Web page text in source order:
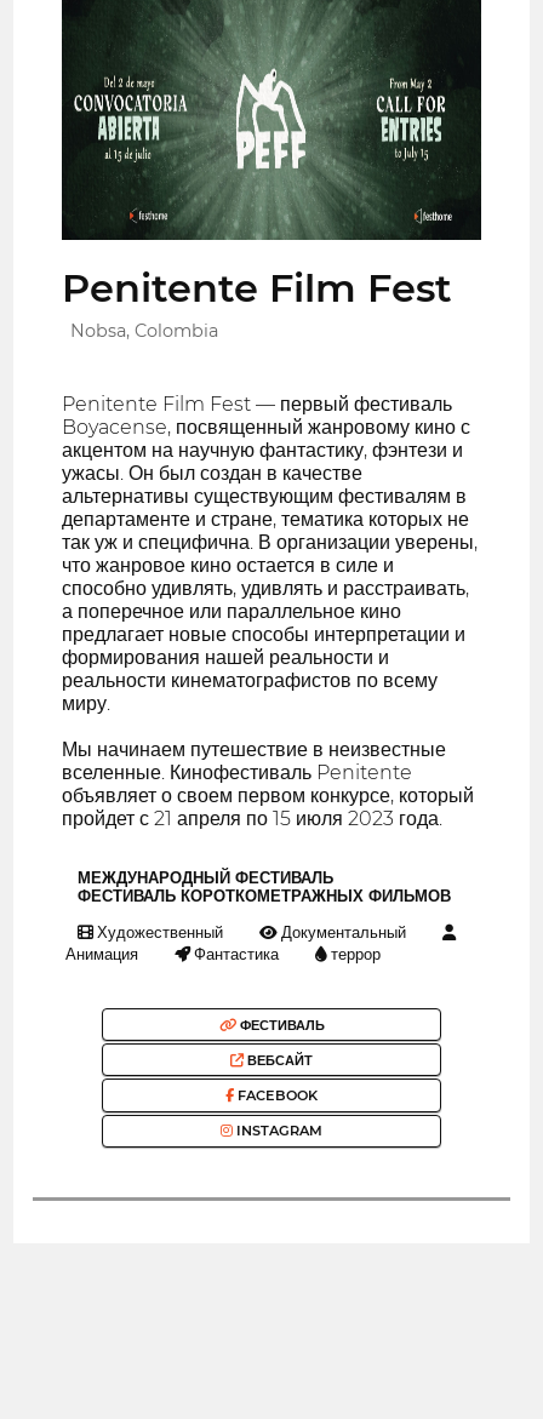
Penitente Film Fest
Nobsa, Colombia
Penitente Film Fest — первый фестиваль
Boyacense, посвященный жанровому кино с
акцентом на научную фантастику, фэнтези и
ужасы. Он был создан в качестве
альтернативы существующим фестивалям в
департаменте и стране, тематика которых не
так уж и специфична. В организации уверены,
что жанровое кино остается в силе и
способно удивлять, удивлять и расстраивать,
а поперечное или параллельное кино
предлагает новые способы интерпретации и
формирования нашей реальности и
реальности кинематографистов по всему
миру.
Мы начинаем путешествие в неизвестные
вселенные. Кинофестиваль Penitente
объявляет о своем первом конкурсе, который
пройдет с 21 апреля по 15 июля 2023 года.
МЕЖДУНАРОДНЫЙ ФЕСТИВАЛЬ
ФЕСТИВАЛЬ КОРОТКОМЕТРАЖНЫХ ФИЛЬМОВ
Художественный
Документальный
Анимация
Фантастика террор
ФЕСТИВАЛЬ
ВЕБСАЙТ
FACEBOOK
INSTAGRAM